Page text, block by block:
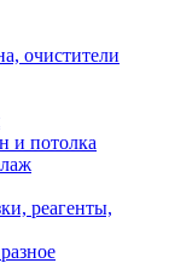
очистители
и потолка
реагенты,